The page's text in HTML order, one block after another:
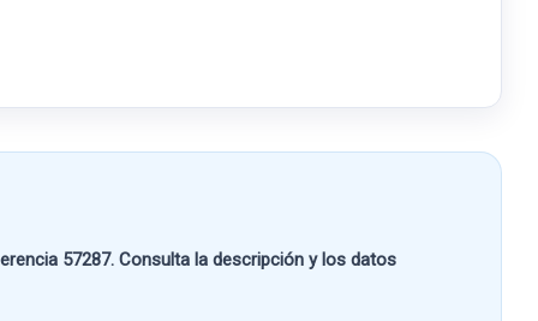
57287. Consulta la descripción y los datos